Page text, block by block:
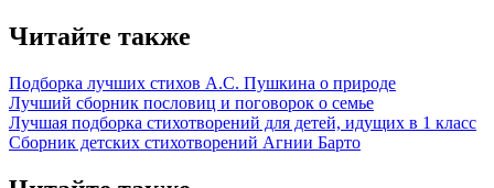
Читайте также
Подборка лучших стихов А.С. Пушкина о природе
Лучший сборник пословиц и поговорок о семье
Лучшая подборка стихотворений для детей, идущих в 1 класс
Сборник детских стихотворений Агнии Барто